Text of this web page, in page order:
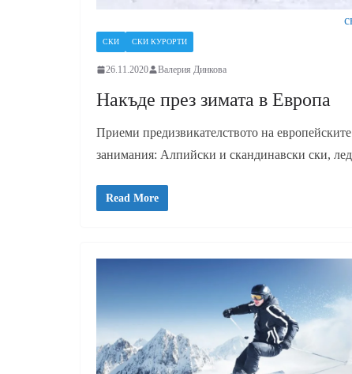
СКИ СКИ КУРОРТИ
26.11.2020 Валерия Динкова
Накъде през зимата в Европа
Приеми предизвикателството на
занимания: Алпийски и скандинавски ски,
Read More